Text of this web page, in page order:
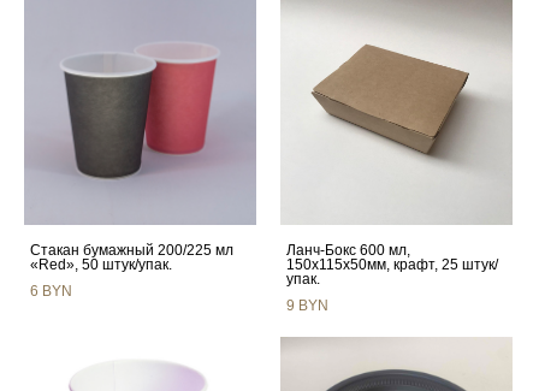
Стакан бумажный 200/225 мл
«Red», 50 штук/упак.
6 BYN
Ланч-Бокс 600 мл,
150х115х50мм, крафт, 25 штук/
упак.
9 BYN